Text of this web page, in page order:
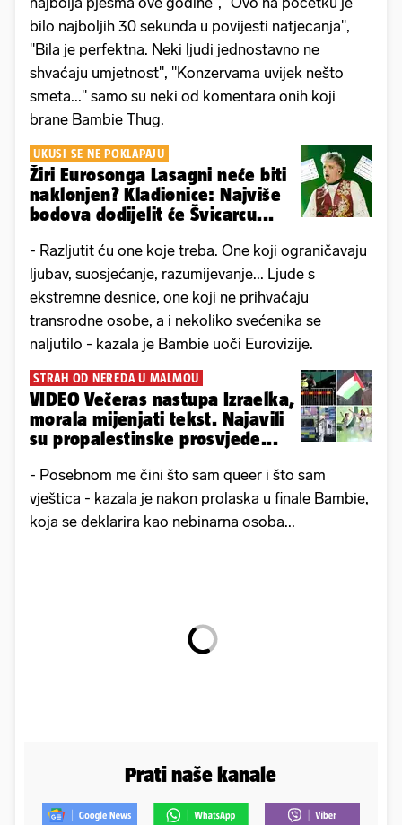
bilo najboljih 30 sekunda u povijesti natjecanja",
"Bila je perfektna. Neki ljudi jednostavno ne
shvaćaju umjetnost", "Konzervama uvijek nešto
smeta..." samo su neki od komentara onih koji
brane Bambie Thug.
UKUSI SE NE POKLAPAJU
Žiri Eurosonga Lasagni neće biti
naklonjen? Kladionice: Najviše
bodova dodijelit će Švicarcu...
- Razljutit ću one koje treba. One koji ograničavaju
ljubav, suosjećanje, razumijevanje... Ljude s
ekstremne desnice, one koji ne prihvaćaju
transrodne osobe, a i nekoliko svećenika se
naljutilo - kazala je Bambie uoči Eurovizije.
STRAH OD NEREDA U MALMOU
VIDEO Večeras nastupa Izraelka,
morala mijenjati tekst. Najavili
su propalestinske prosvjede...
- Posebnom me čini što sam queer i što sam
vještica - kazala je nakon prolaska u finale Bambie,
koja se deklarira kao nebinarna osoba...
Prati naše kanale